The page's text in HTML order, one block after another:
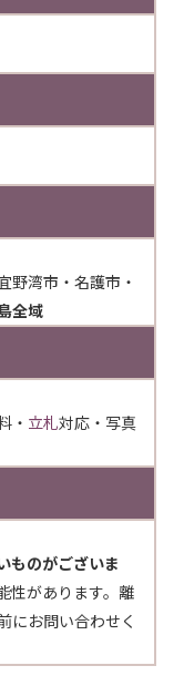
野湾市・名護市・
全域
・ 立札対応・写真
ものがございま
性があります。離
にお問い合わせく